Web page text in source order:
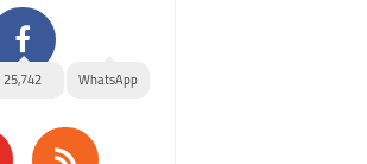
WhatsApp
25,742